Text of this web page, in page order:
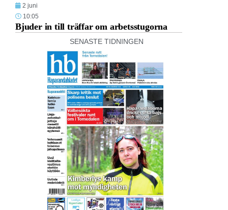
2 juni
10:05
Bjuder in till träffar om arbetsstugorna
SENASTE TIDNINGEN